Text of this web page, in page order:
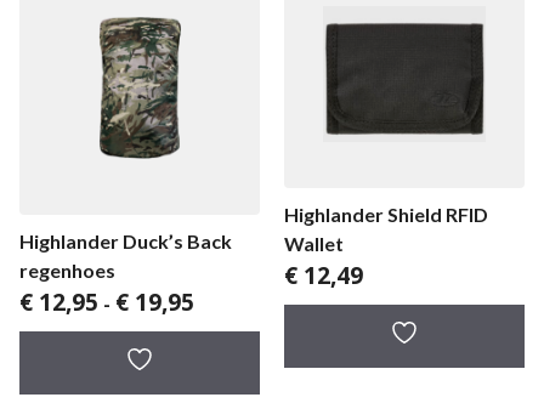
Highlander Duck’s Back
regenhoes
€ 12,95 - € 19,95
Highlander Shield RFID
Wallet
€ 12,49